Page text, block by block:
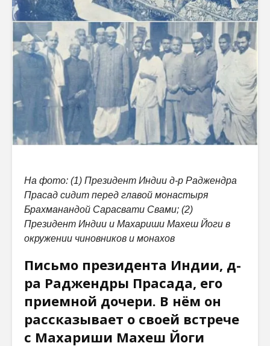
На фото: (1) Президент Индии д-р Раджендра
Прасад сидит перед главой монастыря
Брахманандой Сарасвати Свами; (2)
Президент Индии и Махариши Махеш Йоги в
окружении чиновников и монахов
Письмо президента Индии, д-
ра Раджендры Прасада, его
приемной дочери. В нём он
рассказывает о своей встрече
с Махариши Махеш Йоги